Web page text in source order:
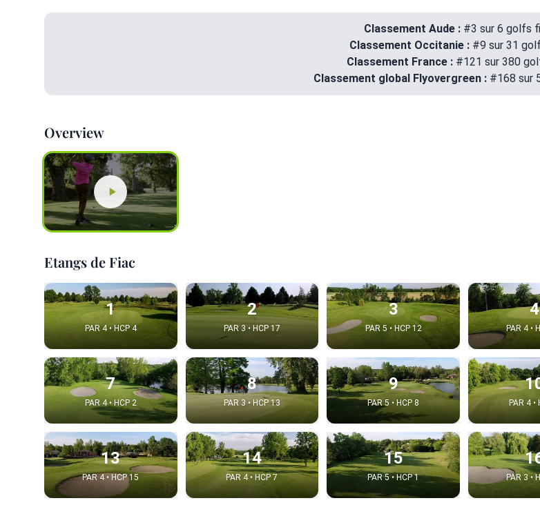
Classement Aude : #3 sur 6 golfs
Classement Occitanie : #9 sur 31
Classement France : #121 sur 380
Classement global Flyovergreen : #168 sur
Overview
Etangs de Fiac
1
PAR 4 • HCP 4
2
PAR 3 • HCP 17
3
PAR 5 • HCP 12
4
PAR 4 •
7
PAR 4 • HCP 2
8
PAR 3 • HCP 13
9
PAR 5 • HCP 8 PAR 4 •
13
PAR 4 • HCP 15
14
PAR 4 • HCP 7
15
PAR 5 • HCP 1 PAR 3 •